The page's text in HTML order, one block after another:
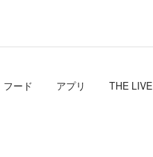
フード アプリ THE LIVE